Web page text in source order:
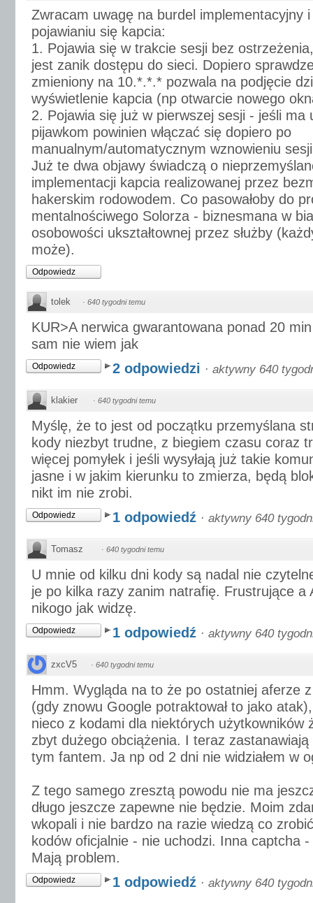
Zwracam uwagę na burdel implementacyjny
pojawianiu się kapcia:
1. Pojawia się w trakcie sesji bez
jest zanik dostępu do sieci. Dopiero
zmieniony na 10.*.*.* pozwala na podjęcie
wyświetlenie kapcia (np otwarcie nowego
2. Pojawia się już w pierwszej sesji - jeśli ma
pijawkom powinien włączać się dopiero po
manualnym/automatycznym wznowieniu
Już te dwa objawy świadczą o
implementacji kapcia realizowanej przez
hakerskim rodowodem. Co pasowałoby do
mentalnościwego Solorza - biznesmana w
osobowości ukształtownej przez służby
może).
Odpowiedz
tolek · 640 tygodni temu
KUR>A nerwica gwarantowana ponad 20
sam nie wiem jak
Odpowiedz 2 odpowiedzi · aktywny 640
klakier · 640 tygodni temu
Myślę, że to jest od początku przemyślana
kody niezbyt trudne, z biegiem czasu coraz
więcej pomyłek i jeśli wysyłają już takie
jasne i w jakim kierunku to zmierza, będą
nikt im nie zrobi.
Odpowiedz 1 odpowiedź · aktywny 640
Tomasz · 640 tygodni temu
U mnie od kilku dni kody są nadal nie
je po kilka razy zanim natrafię. Frustrujące a
nikogo jak widzę.
Odpowiedz 1 odpowiedź · aktywny 640
zxcV5 · 640 tygodni temu
Hmm. Wygląda na to że po ostatniej aferze
(gdy znowu Google potraktował to jako
nieco z kodami dla niektórych użytkowników
zbyt dużego obciążenia. I teraz
tym fantem. Ja np od 2 dni nie widziałem w
Z tego samego zresztą powodu nie ma
długo jeszcze zapewne nie będzie. Moim
wkopali i nie bardzo na razie wiedzą co
kodów oficjalnie - nie uchodzi. Inna captcha -
Mają problem.
Odpowiedz 1 odpowiedź · aktywny 640